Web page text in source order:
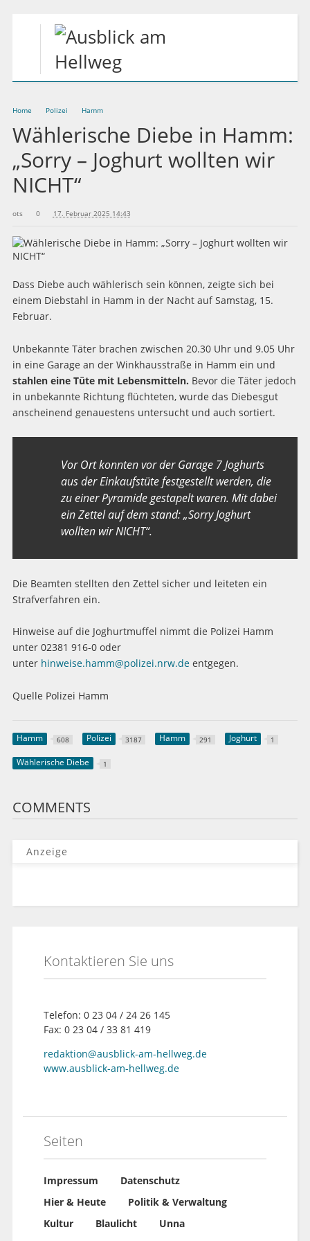
Home Polizei Hamm
Wählerische Diebe in Hamm:
„Sorry – Joghurt wollten wir
NICHT“
ots 0 17. Februar 2025 14:43
Dass Diebe auch wählerisch sein können, zeigte sich bei
einem Diebstahl in Hamm in der Nacht auf Samstag, 15.
Februar.
Unbekannte Täter brachen zwischen 20.30 Uhr und 9.05 Uhr
in eine Garage an der Winkhausstraße in Hamm ein und
stahlen eine Tüte mit Lebensmitteln. Bevor die Täter jedoch
in unbekannte Richtung flüchteten, wurde das Diebesgut
anscheinend genauestens untersucht und auch sortiert.
Vor Ort konnten vor der Garage 7 Joghurts
aus der Einkaufstüte festgestellt werden, die
zu einer Pyramide gestapelt waren. Mit dabei
ein Zettel auf dem stand: „Sorry Joghurt
wollten wir NICHT“.
Die Beamten stellten den Zettel sicher und leiteten ein
Strafverfahren ein.
Hinweise auf die Joghurtmuffel nimmt die Polizei Hamm
unter 02381 916-0 oder
unter hinweise.hamm@polizei.nrw.deentgegen.
Quelle Polizei Hamm
Hamm 608 Polizei 3187 Hamm 291 Joghurt 1
Wählerische Diebe 1
COMMENTS
Anzeige
Kontaktieren Sie uns
Telefon: 0 23 04 / 24 26 145
Fax: 0 23 04 / 33 81 419
redaktion@ausblick-am-hellweg.de
www.ausblick-am-hellweg.de
Seiten
Impressum
Datenschutz
Hier & Heute
Politik & Verwaltung
Kultur
Blaulicht
Unna